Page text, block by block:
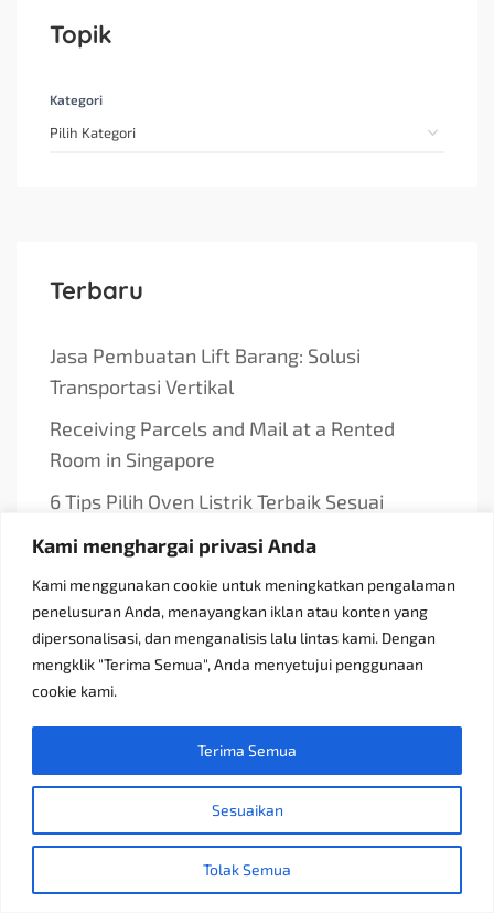
Kami menghargai privasi Anda
Kami menggunakan cookie untuk meningkatkan pengalaman
penelusuran Anda, menayangkan iklan atau konten yang
dipersonalisasi, dan menganalisis lalu lintas kami. Dengan
mengklik "Terima Semua", Anda menyetujui penggunaan
cookie kami.
Sesuaikan
Tolak Semua
Terima Semua
Topik
Kategori
Terbaru
Jasa Pembuatan Lift Barang: Solusi
Transportasi Vertikal
Receiving Parcels and Mail at a Rented
Room in Singapore
6 Tips Pilih Oven Listrik Terbaik Sesuai
Konsultan Pajak Bandung Jakarta Solusi
Bisnis
Discoverypropertyid Solusi Website
Properti Terbaik
Perbandingan Docker Compose dan Podman
Perbedaan Data Analyst dan Data Scientist
di Indonesia